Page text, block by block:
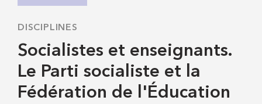
DISCIPLINES
Socialistes et enseignants.
Le Parti socialiste et la
Fédération de l'Éducation